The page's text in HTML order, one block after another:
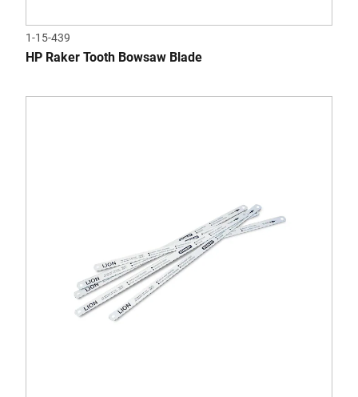
1-15-439
HP Raker Tooth Bowsaw Blade